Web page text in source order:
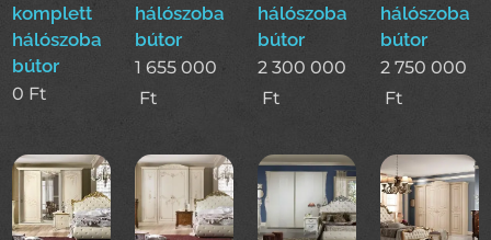
komplett
hálószoba
bútor
0 Ft
hálószoba
bútor
1 655 000
Ft
hálószoba
bútor
2 300 000
Ft
hálószoba
bútor
2 750 000
Ft